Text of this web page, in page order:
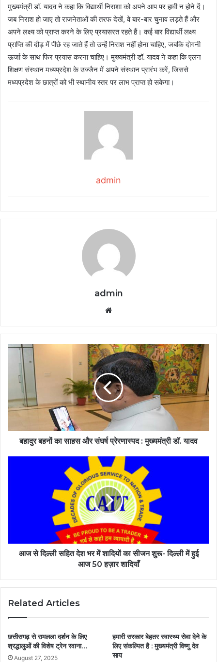
मुख्यमंत्री डॉ. यादव ने कहा कि विद्यार्थी निराशा को अपने आप पर हावी न होने दें।
जब निराश हो जाए तो राजनेताओं की तरफ देखें, वे बार-बार चुनाव लड़ते हैं और
अपने लक्ष्य को प्राप्त करने के लिए प्रयासरत रहते हैं। कई बार विद्यार्थी लक्ष्य
प्राप्ति की दौड़ में पीछे रह जाते हैं तो उन्हें निराश नहीं होना चाहिए, जबकि दोगनी
ऊर्जा के साथ फिर प्रयास करना चाहिए। मुख्यमंत्री डॉ. यादव ने कहा कि एलन
शिक्षण संस्थान मध्यप्रदेश के उज्जैन में अपने संस्थान प्रारंभ करें, जिससे
मध्यप्रदेश के छात्रों को भी स्थानीय स्तर पर लाभ प्राप्त हो सकेगा।
admin
admin
बहादुर बहनों का साहस और संघर्ष प्रेरणास्पद : मुख्यमंत्री डॉ. यादव
आज से दिल्ली सहित देश भर में शादियों का सीजन शुरू- दिल्ली में हुई
आज 50 हज़ार शादियाँ
Related Articles
छत्तीसगढ़ से रामलला दर्शन के लिए
श्रद्धालुओं की विशेष ट्रेन रवाना…
August 27, 2025
हमारी सरकार बेहतर स्वास्थ्य सेवा देने के
लिए संकल्पित है : मुख्यमंत्री विष्णु देव
साय